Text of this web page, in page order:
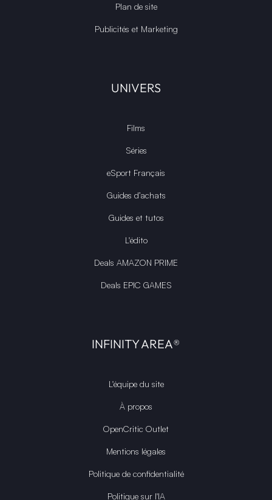
Plan de site
Publicités et Marketing
UNIVERS
Films
Séries
eSport Français
Guides d’achats
Guides et tutos
L'édito
Deals AMAZON PRIME
Deals EPIC GAMES
INFINITY AREA®
L'équipe du site
À propos
OpenCritic Outlet
Mentions légales
Politique de confidentialité
Politique sur l'IA